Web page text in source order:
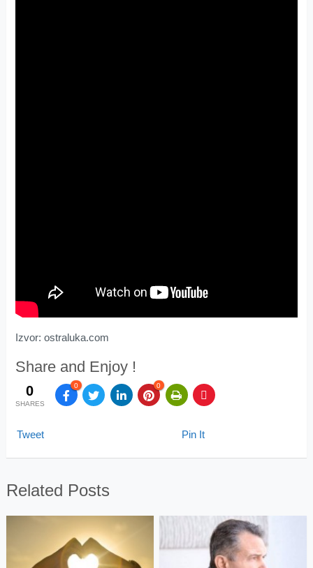
Izvor: ostraluka.com
Share and Enjoy !
0
SHARES
0 0
Tweet Pin It
Related Posts